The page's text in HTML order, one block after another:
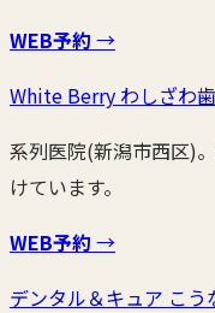
WEB予約 →
White Berry わしざわ
系列医院(新潟市西区)
けています。
WEB予約 →
デンタル＆キュア こう